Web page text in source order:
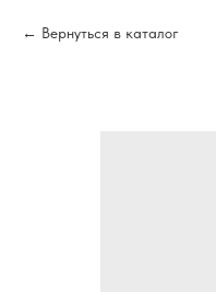
Вернуться в каталог